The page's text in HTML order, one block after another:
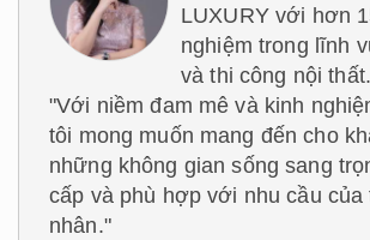
LUXURY với hơn
nghiệm trong lĩnh
và thi công nội thất.
"Với niềm đam mê và kinh
tôi mong muốn mang đến cho
những không gian sống sang
cấp và phù hợp với nhu cầu của
nhân."